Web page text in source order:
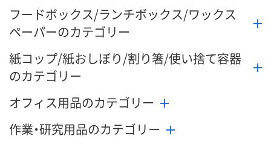
フードボックス/ランチボックス/ワックス
ペーパーのカテゴリー
紙コップ/紙おしぼり/割り箸/使い捨て容器
のカテゴリー
オフィス用品のカテゴリー
作業・研究用品のカテゴリー